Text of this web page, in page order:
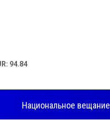
94.84
Национальное вещание